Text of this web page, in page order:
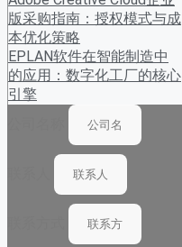
版采购指南：授权模式与成
本优化策略
EPLAN软件在智能制造中
的应用：数字化工厂的核心
引擎